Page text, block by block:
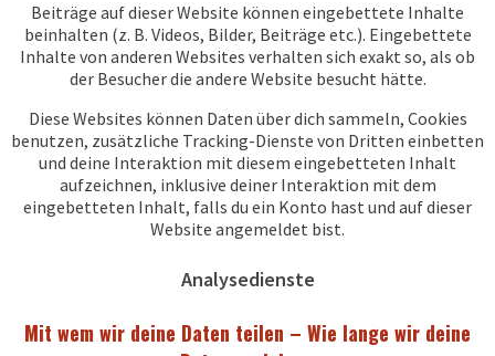
Beiträge auf dieser Website können eingebettete Inhalte
beinhalten (z. B. Videos, Bilder, Beiträge etc.). Eingebettete
Inhalte von anderen Websites verhalten sich exakt so, als ob
der Besucher die andere Website besucht hätte.
Diese Websites können Daten über dich sammeln, Cookies
benutzen, zusätzliche Tracking-Dienste von Dritten einbetten
und deine Interaktion mit diesem eingebetteten Inhalt
aufzeichnen, inklusive deiner Interaktion mit dem
eingebetteten Inhalt, falls du ein Konto hast und auf dieser
Website angemeldet bist.
Analysedienste
Mit wem wir deine Daten teilen – Wie lange wir deine